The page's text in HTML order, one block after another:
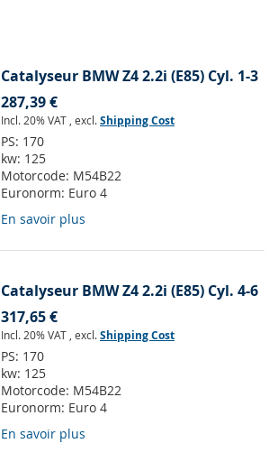
Catalyseur BMW Z4 2.2i (E85) Cyl. 1-3
287,39 €
Incl. 20% VAT , excl.Shipping Cost
PS: 170
kw: 125
Motorcode: M54B22
Euronorm: Euro 4
En savoir plus
Catalyseur BMW Z4 2.2i (E85) Cyl. 4-6
317,65 €
Incl. 20% VAT , excl.Shipping Cost
PS: 170
kw: 125
Motorcode: M54B22
Euronorm: Euro 4
En savoir plus